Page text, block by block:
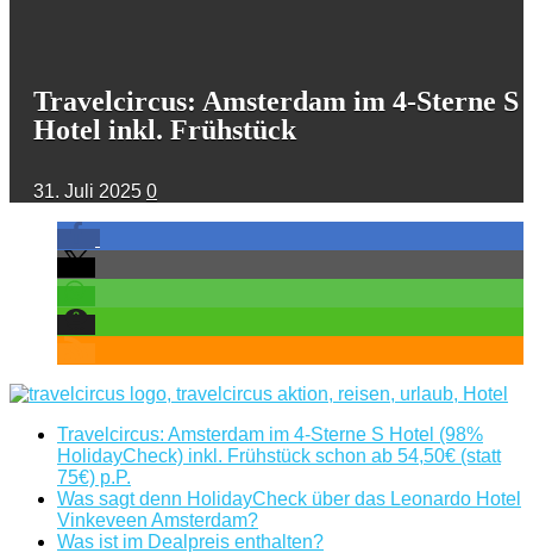
Travelcircus: Amsterdam im 4-Sterne S
Hotel inkl. Frühstück
31. Juli 2025 0
Travelcircus: Amsterdam im 4-Sterne S Hotel (98%
HolidayCheck) inkl. Frühstück schon ab 54,50€ (statt
75€) p.P.
Was sagt denn HolidayCheck über das Leonardo Hotel
Vinkeveen Amsterdam?
Was ist im Dealpreis enthalten?